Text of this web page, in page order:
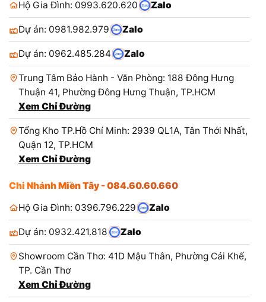
Hộ Gia Đình: 0993.620.620 Zalo
Dự án: 0981.982.979 Zalo
Dự án: 0962.485.284 Zalo
Trung Tâm Bảo Hành - Văn Phòng: 188 Đông Hưng
Thuận 41, Phường Đông Hưng Thuận, TP.HCM
Xem Chỉ Đường
Tổng Kho TP.Hồ Chí Minh: 2939 QL1A, Tân Thới Nhất,
Quận 12, TP.HCM
Xem Chỉ Đường
Chi Nhánh Miền Tây - 084.60.60.660
Hộ Gia Đình: 0396.796.229
Zalo
Dự án: 0932.421.818 Zalo
Showroom Cần Thơ: 41D Mậu Thân, Phường Cái Khế,
TP. Cần Thơ
Xem Chỉ Đường